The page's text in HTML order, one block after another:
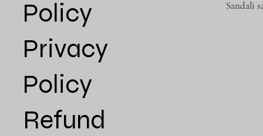
Policy
Privacy
Policy
Refund
Sandali